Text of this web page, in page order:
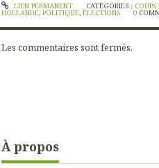
À propos
LIEN PERMANENT CATÉGORIES :
HOLLANDE, POLITIQUE, ÉLECTIONS 0
Les commentaires sont fermés.